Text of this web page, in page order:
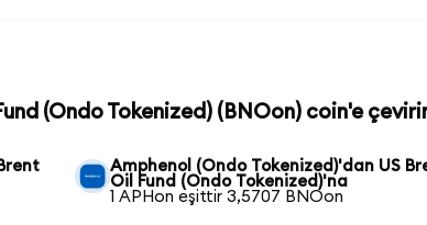
(Ondo Tokenized) (BNOon) coin'e
Amphenol (Ondo Tokenized)'dan US
Oil Fund (Ondo Tokenized)'na
1 APHon eşittir 3,5707 BNOon